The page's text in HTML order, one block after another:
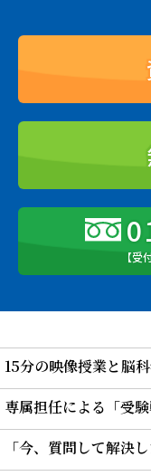
【
15分の映像授業と脳
専属担任による「受
「今、質問して解決